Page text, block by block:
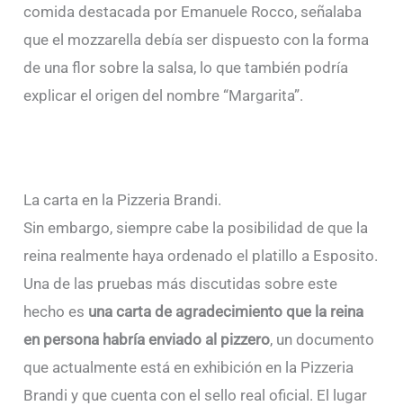
comida destacada por Emanuele Rocco, señalaba
que el mozzarella debía ser dispuesto con la forma
de una flor sobre la salsa, lo que también podría
explicar el origen del nombre “Margarita”.
La carta en la Pizzeria Brandi.
Sin embargo, siempre cabe la posibilidad de que la
reina realmente haya ordenado el platillo a Esposito.
Una de las pruebas más discutidas sobre este
hecho es una carta de agradecimiento que la reina
en persona habría enviado al pizzero, un documento
que actualmente está en exhibición en la Pizzeria
Brandi y que cuenta con el sello real oficial. El lugar